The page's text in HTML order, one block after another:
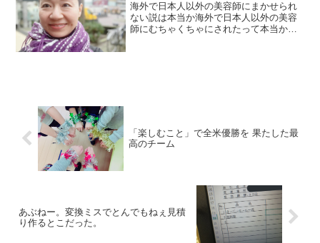
海外で日本人以外の美容師にまかせられ
ない説は本当か海外で日本人以外の美容
師にむちゃくちゃにされたって本当か郷
「楽しむこと」で全米優勝を 果たした最
高のチーム
あぶねー。変換ミスでとんでもねぇ見積
り作るとこだった。